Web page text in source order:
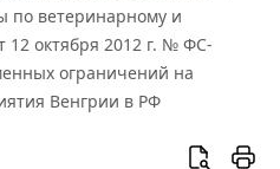
по ветеринарному и
12 октября 2012 г. № ФС-
ограничений на
Венгрии в РФ